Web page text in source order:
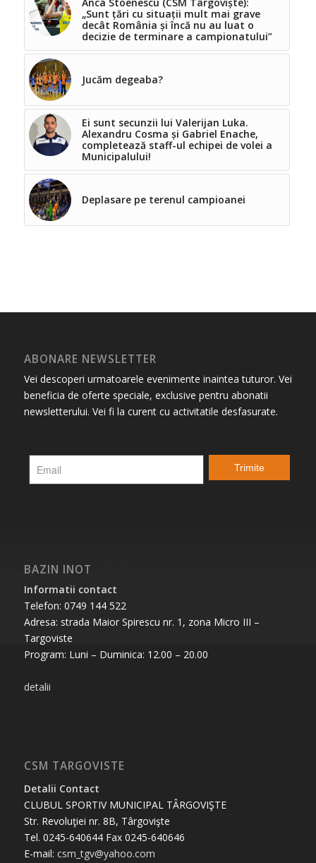
„Sunt țări cu situații mult mai grave
decât România și încă nu au luat o
decizie de terminare a campionatului”
Jucăm degeaba?
Ei sunt secunzii lui Valerijan Luka.
Alexandru Cosma și Gabriel Enache,
completează staff-ul echipei de volei a
Municipalului!
Deplasare pe terenul campioanei
ABONARE NEWSLETTER
Vei descoperi urmatoarele evenimente inaintea tuturor. Vei
beneficia de oferte speciale, exclusive pentru abonatii
newsletterului. Vei fi la curent cu activitatile desfasurate.
BAZIN INOT
Informatii contact
Telefon: 0749 144 522
Adresa: strada Maior Spirescu nr. 1, zona Micro III –
Targoviste
Program: Luni – Duminica: 12.00 – 20.00
detalii
CSM TARGOVISTE
Detalii Contact
CLUBUL SPORTIV MUNICIPAL TÂRGOVIŞTE
Str. Revoluţiei nr. 8B, Târgovişte
Tel. 0245-640644 Fax 0245-640646
E-mail: csm_tgv@yahoo.com